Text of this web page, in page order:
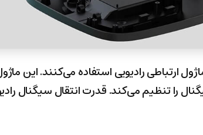
ارتباطی رادیویی استفاده می‌کنند. این
را تنظیم می‌کند. قدرت انتقال سیگنال